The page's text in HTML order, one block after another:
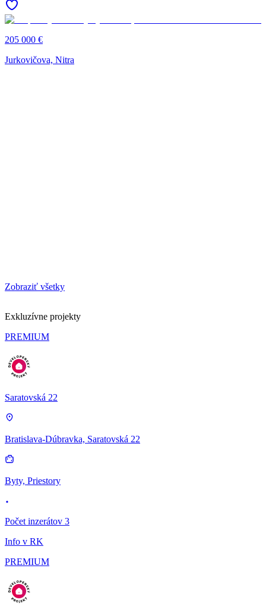
205 000 €
Jurkovičova, Nitra
Zobraziť všetky
Exkluzívne projekty
PREMIUM
Saratovská 22
Bratislava-Dúbravka, Saratovská 22
Byty, Priestory
Počet inzerátov 3
Info v RK
PREMIUM